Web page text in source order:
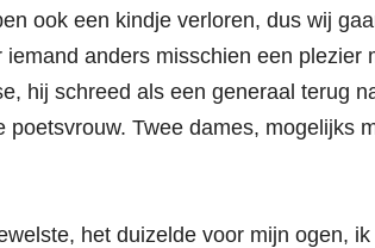
ook een kindje verloren, dus wij
anders misschien een plezier
hij schreed als een generaal terug
Twee dames, mogelijks
het duizelde voor mijn ogen,